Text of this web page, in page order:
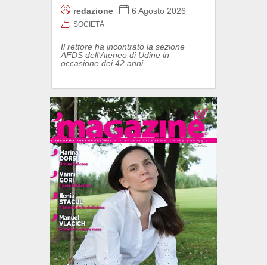
redazione 6 Agosto 2026
SOCIETÀ
Il rettore ha incontrato la sezione
AFDS dell'Ateneo di Udine in
occasione dei 42 anni...